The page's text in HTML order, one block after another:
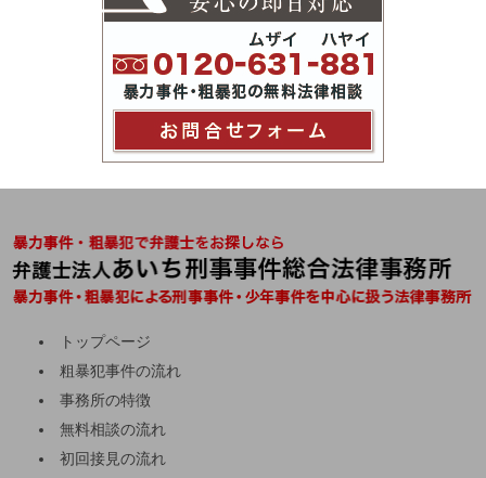
トップページ
粗暴犯事件の流れ
事務所の特徴
無料相談の流れ
初回接見の流れ